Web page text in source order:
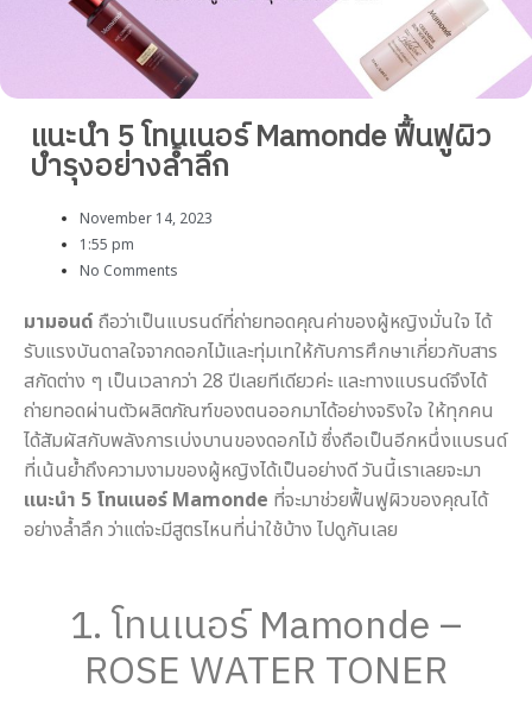
แนะนำ 5 โทนเนอร์ Mamonde ฟื้นฟูผิว
บำรุงอย่างล้ำลึก
November 14, 2023
1:55 pm
No Comments
มามอนด์ ถือว่าเป็นแบรนด์ที่ถ่ายทอดคุณค่าของผู้หญิงมั่นใจ ได้
รับแรงบันดาลใจจากดอกไม้และทุ่มเทให้กับการศึกษาเกี่ยวกับสาร
สกัดต่าง ๆ เป็นเวลากว่า 28 ปีเลยทีเดียวค่ะ และทางแบรนด์จึงได้
ถ่ายทอดผ่านตัวผลิตภัณฑ์ของตนออกมาได้อย่างจริงใจ ให้ทุกคน
ได้สัมผัสกับพลังการเบ่งบานของดอกไม้ ซึ่งถือเป็นอีกหนึ่งแบรนด์
ที่เน้นย้ำถึงความงามของผู้หญิงได้เป็นอย่างดี วันนี้เราเลยจะมา
แนะนำ 5 โทนเนอร์ Mamonde ที่จะมาช่วยฟื้นฟูผิวของคุณได้
อย่างล้ำลึก ว่าแต่จะมีสูตรไหนที่น่าใช้บ้าง ไปดูกันเลย
1. โทนเนอร์ Mamonde –
ROSE WATER TONER